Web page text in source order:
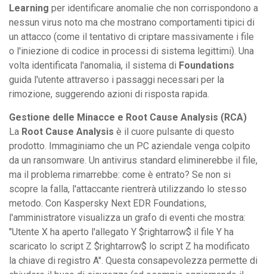
Learning per identificare anomalie che non corrispondono a
nessun virus noto ma che mostrano comportamenti tipici di
un attacco (come il tentativo di criptare massivamente i file
o l'iniezione di codice in processi di sistema legittimi). Una
volta identificata l'anomalia, il sistema di Foundations
guida l'utente attraverso i passaggi necessari per la
rimozione, suggerendo azioni di risposta rapida.
Gestione delle Minacce e Root Cause Analysis (RCA)
La Root Cause Analysis è il cuore pulsante di questo
prodotto. Immaginiamo che un PC aziendale venga colpito
da un ransomware. Un antivirus standard eliminerebbe il file,
ma il problema rimarrebbe: come è entrato? Se non si
scopre la falla, l'attaccante rientrerà utilizzando lo stesso
metodo. Con Kaspersky Next EDR Foundations,
l'amministratore visualizza un grafo di eventi che mostra:
"Utente X ha aperto l'allegato Y $rightarrow$ il file Y ha
scaricato lo script Z $rightarrow$ lo script Z ha modificato
la chiave di registro A". Questa consapevolezza permette di